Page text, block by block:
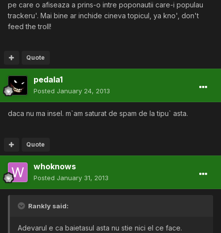
pe care o afiseaza a prins-o intre poponautii care-i populau
trackeru'. Mai bine ar inchide cineva topicul, ya kno', don't
feed the troll!
Quote
pedala1
Posted January 24, 2013
daca nu ma insel. m`am saturat de spam de la tipu` asta.
Quote
whoknows
Posted January 31, 2013
Rankly said:
Adevarul e ca baietasul asta nu stie nici el ce face.